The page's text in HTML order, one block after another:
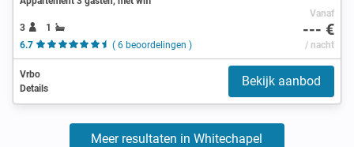
3
1
6.7
( 6 beoordelingen )
Vanaf
--- €
/ nacht
Vrbo
Details
Bekijk aanbod
Meer resultaten in Whitechapel